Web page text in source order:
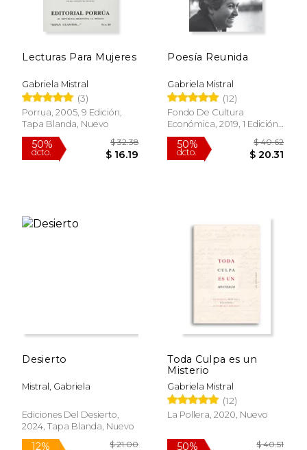
Lecturas Para Mujeres
Gabriela Mistral
(3)
Porrua, 2005, 9 Edición,
Tapa Blanda, Nuevo
Poesía Reunida
Gabriela Mistral
(12)
Fondo De Cultura
Económica, 2019, 1 Edición,
Tapa Blanda, Nuevo
Desierto
Mistral, Gabriela
Ediciones Del Desierto,
2024, Tapa Blanda, Nuevo
Toda Culpa es un
Misterio
Gabriela Mistral
(12)
La Pollera, 2020, Nuevo